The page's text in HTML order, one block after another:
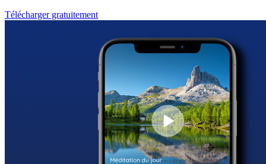
Télécharger gratuitement